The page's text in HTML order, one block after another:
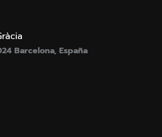
Barcelona, España